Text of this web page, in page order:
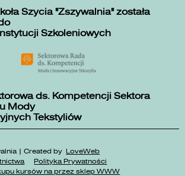
Szycia "Zszywalnia" została
Szkoleniowych
ds. Kompetencji Sektora
Mody
Tekstyliów
| Created by LoveWeb
Polityka Prywatności
kursów na przez sklep WWW